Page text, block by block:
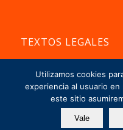
TEXTOS LEGALES
Aviso Pegal
La Política de Privacidad
Utilizamos cookies
experiencia al usuario
este sitio
Vale